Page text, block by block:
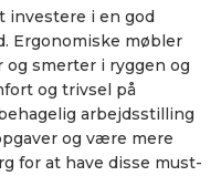
investere i en god
Ergonomiske møbler
og smerter i ryggen og
og trivsel på
arbejdsstilling
og være mere
for at have disse must-